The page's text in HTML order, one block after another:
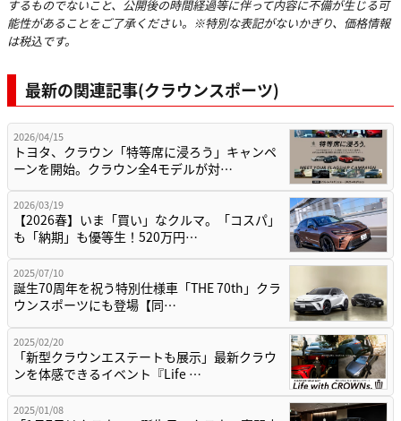
するものでないこと、公開後の時間経過等に伴って内容に不備が生じる可
能性があることをご了承ください。※特別な表記がないかぎり、価格情報
は税込です。
最新の関連記事(クラウンスポーツ)
2026/04/15
トヨタ、クラウン「特等席に浸ろう」キャンペ
ーンを開始。クラウン全4モデルが対…
2026/03/19
【2026春】いま「買い」なクルマ。「コスパ」
も「納期」も優等生！520万円…
2025/07/10
誕生70周年を祝う特別仕様車「THE 70th」クラ
ウンスポーツにも登場【同…
2025/02/20
「新型クラウンエステートも展示」最新クラウ
ンを体感できるイベント『Life …
2025/01/08